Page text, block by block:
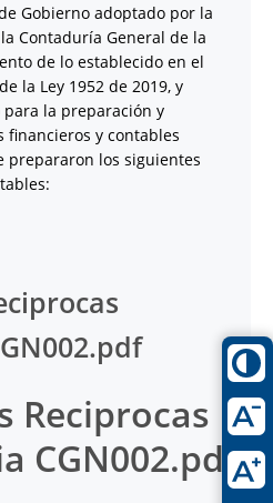
Gobierno adoptado por la
Contaduría General de la
de lo establecido en el
la Ley 1952 de 2019, y
la preparación y
y contables
prepararon los siguientes
Reciprocas
CGN002.pdf